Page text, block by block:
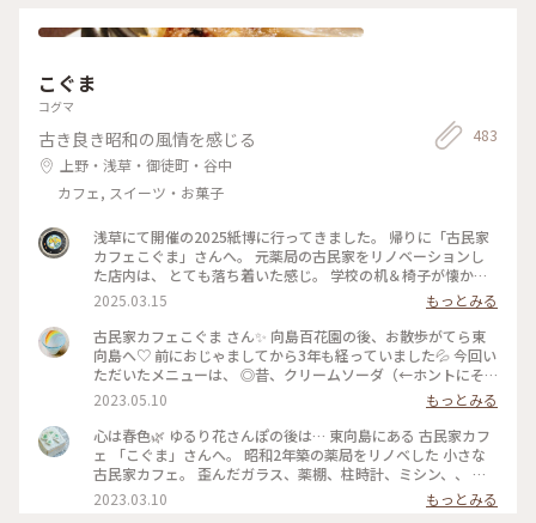
こぐま
コグマ
古き良き昭和の風情を感じる
上野・浅草・御徒町・谷中
カフェ, スイーツ・お菓子
483
浅草にて開催の2025紙博に行ってきました。 帰りに「古民家
カフェこぐま」さんへ。 元薬局の古民家をリノベーションし
た店内は、 とても落ち着いた感じ。 学校の机＆椅子が懐かし
いかった！ 食事とスイーツで悩みましたが、 今回はランチ兼
ディナーとして焼きオムライス。 卵の下にチーズが入ってい
て、美味しかったです。 次はスイーツをいただきたいな〜 #曳
舟 #東向島 #古民家カフェ #スカイツリー
2025.03.15
もっとみる
古民家カフェこぐま さん✨ 向島百花園の後、お散歩がてら東
向島へ♡ 前におじゃましてから3年も経っていました💦 今回い
ただいたメニューは、 ◎昔、クリームソーダ（←ホントにそ
ういう名前） ◎焼きカレー ここに来ると頼みたくなるクリー
ムソーダ（笑） （前回も投稿していた😂） そしてお初の焼き
カレー旨しです！🍛 * 相変わらずレトロ感溢れ、ダウンライト
が落ち着きます。 ポイントカードをもらったので、 また訪問
したいと思います🧸💕 #こぐま #古民家カフェ #レトロ #もと
薬局 #ランチ #スイーツ食べてないよ #私のことりっぷ旅 #レ
トロな街 #ひとりカフェ部
2023.05.10
もっとみる
心は春色🌿 ゆるり花さんぽの後は… 東向島にある 古民家カフ
ェ 「こぐま」さんへ。 昭和2年築の薬局をリノベした 小さな
古民家カフェ。 歪んだガラス、薬棚、柱時計、ミシン、、 古
いものと、学校の机と椅子などなど… なんともノスタルジック
な店内で あんみつ玉と ジャスミン茶、 ショコラと珈琲のタル
2023.03.10 もっとみる